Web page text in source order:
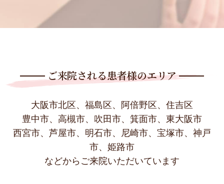
ご来院される患者様のエリア
大阪市北区、福島区、阿倍野区、住吉区
豊中市、高槻市、吹田市、箕面市、東大阪市
西宮市、芦屋市、明石市、尼崎市、宝塚市、神戸
市、姫路市
などからご来院いただいています